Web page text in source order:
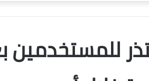
للمستخدمين